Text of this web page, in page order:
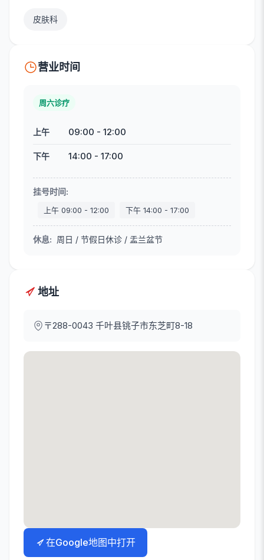
皮肤科
营业时间
周六诊疗
上午 09:00 - 12:00
下午 14:00 - 17:00
挂号时间:
上午 09:00 - 12:00 下午 14:00 - 17:00
休息: 周日 / 节假日休诊 / 盂兰盆节
地址
〒288-0043 千叶县铫子市东芝町8-18
在Google地图中打开